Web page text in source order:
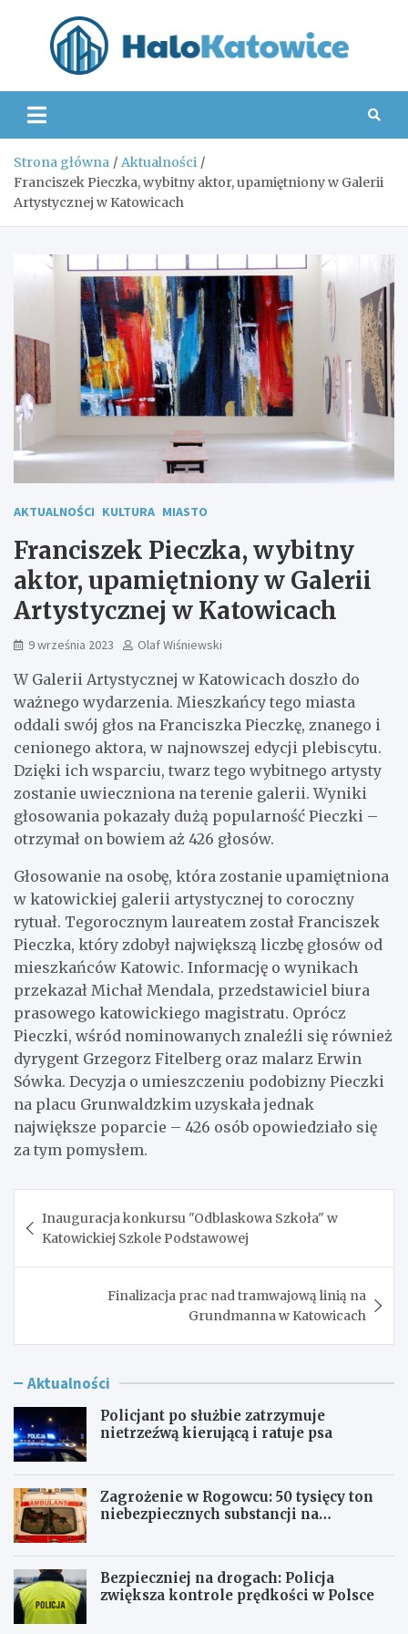
Strona główna
Aktualności
Franciszek Pieczka, wybitny aktor, upamiętniony w Galerii
Artystycznej w Katowicach
AKTUALNOŚCI KULTURA MIASTO
Franciszek Pieczka, wybitny
aktor, upamiętniony w Galerii
Artystycznej w Katowicach
9 września 2023 Olaf Wiśniewski
W Galerii Artystycznej w Katowicach doszło do
ważnego wydarzenia. Mieszkańcy tego miasta
oddali swój głos na Franciszka Pieczkę, znanego i
cenionego aktora, w najnowszej edycji plebiscytu.
Dzięki ich wsparciu, twarz tego wybitnego artysty
zostanie uwieczniona na terenie galerii. Wyniki
głosowania pokazały dużą popularność Pieczki –
otrzymał on bowiem aż 426 głosów.
Głosowanie na osobę, która zostanie upamiętniona
w katowickiej galerii artystycznej to coroczny
rytuał. Tegorocznym laureatem został Franciszek
Pieczka, który zdobył największą liczbę głosów od
mieszkańców Katowic. Informację o wynikach
przekazał Michał Mendala, przedstawiciel biura
prasowego katowickiego magistratu. Oprócz
Pieczki, wśród nominowanych znaleźli się również
dyrygent Grzegorz Fitelberg oraz malarz Erwin
Sówka. Decyzja o umieszczeniu podobizny Pieczki
na placu Grunwaldzkim uzyskała jednak
największe poparcie – 426 osób opowiedziało się
za tym pomysłem.
wpisu
Inauguracja konkursu "Odblaskowa Szkoła" w
Katowickiej Szkole Podstawowej
Finalizacja prac nad tramwajową linią na
Grundmanna w Katowicach
Aktualności
Policjant po służbie zatrzymuje
nietrzeźwą kierującą i ratuje psa
Zagrożenie w Rogowcu: 50 tysięcy ton
niebezpiecznych substancji na
Bezpieczniej na drogach: Policja
zwiększa kontrole prędkości w Polsce